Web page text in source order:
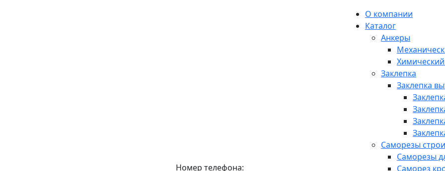
Номер телефона:
О компании
Каталог
Анкеры
Заклепка
Заклепка
Саморезы
Саморезы
Саморез